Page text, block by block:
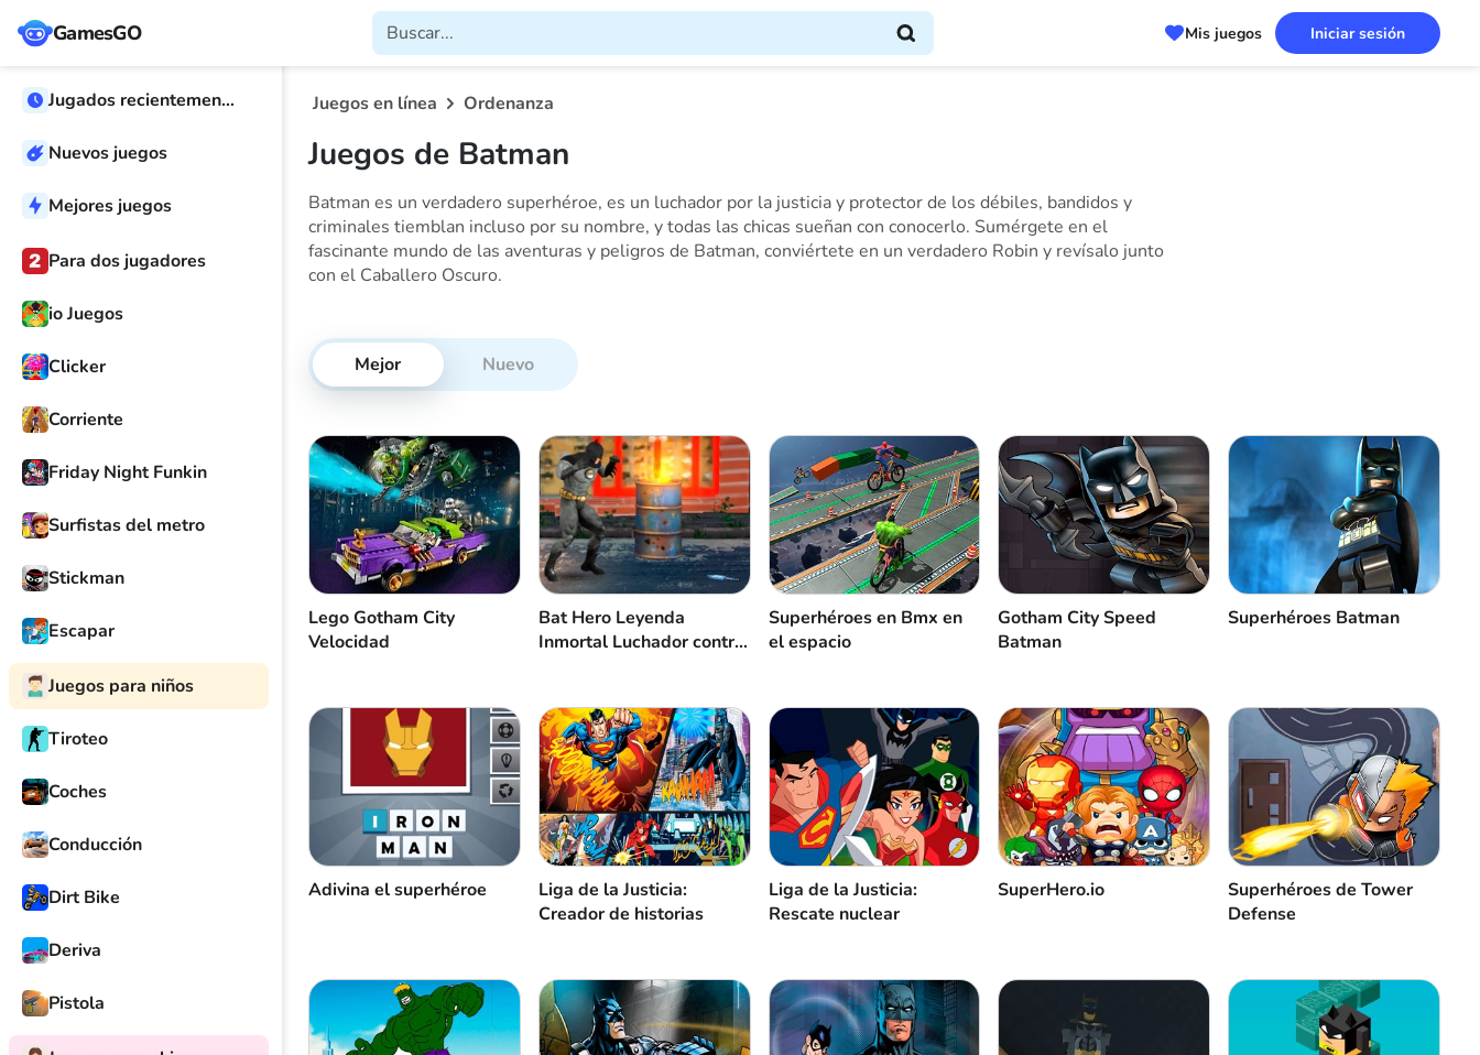
GamesGO Mis juegos Iniciar sesión
Jugados recientemente
Nuevos juegos
Mejores juegos
Para dos jugadores
io Juegos
Clicker
Corriente
Friday Night Funkin
Surfistas del metro
Stickman
Escapar
Juegos para niños
Tiroteo
Coches
Conducción
Dirt Bike
Deriva
Pistola
Juegos en línea Ordenanza
Juegos de Batman
Batman es un verdadero superhéroe, es un luchador por la justicia y protector de los débiles, bandidos y
criminales tiemblan incluso por su nombre, y todas las chicas sueñan con conocerlo. Sumérgete en el
fascinante mundo de las aventuras y peligros de Batman, conviértete en un verdadero Robin y revísalo junto
con el Caballero Oscuro.
Mejor Nuevo
Lego Gotham City
Velocidad
Bat Hero Leyenda
Inmortal Luchador contra
Superhéroes en Bmx en
el espacio
Gotham City Speed
Batman
Superhéroes Batman
Adivina el superhéroe
Liga de la Justicia:
Creador de historias
Liga de la Justicia:
Rescate nuclear
SuperHero.io
Superhéroes de Tower
Defense